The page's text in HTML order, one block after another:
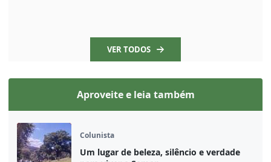
VER TODOS
Aproveite e leia também
Colunista
Um lugar de beleza, silêncio e verdade